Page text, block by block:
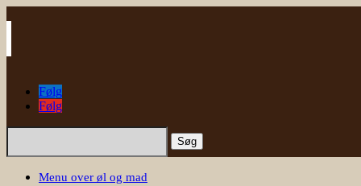
Følg
Følg
Søg
Menu over øl og mad